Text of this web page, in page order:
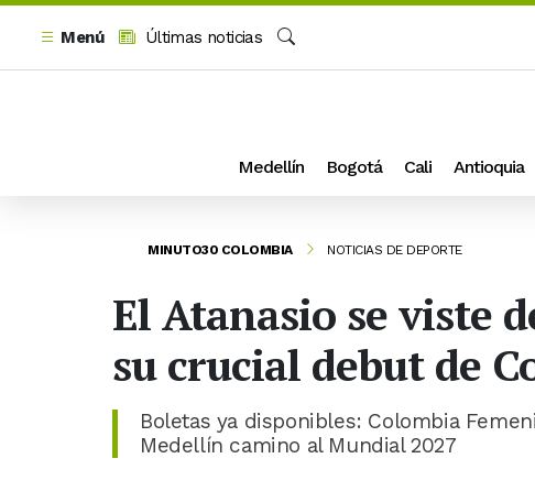
Menú
Últimas noticias
Medellín Bogotá Cali Antioquia
MINUTO30 COLOMBIA NOTICIAS DE DEPORTE
El Atanasio se viste
su crucial debut de
Boletas ya disponibles: Colombia
Medellín camino al Mundial 2027